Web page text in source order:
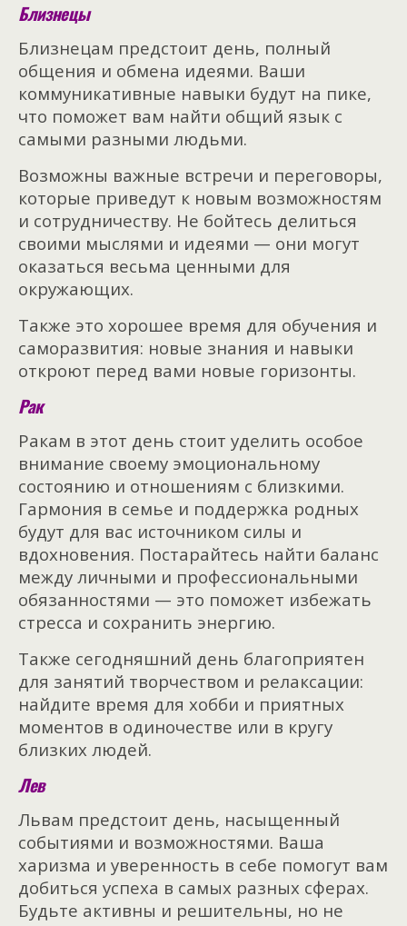
Близнецы
Близнецам предстоит день, полный
общения и обмена идеями. Ваши
коммуникативные навыки будут на пике,
что поможет вам найти общий язык с
самыми разными людьми.
Возможны важные встречи и переговоры,
которые приведут к новым возможностям
и сотрудничеству. Не бойтесь делиться
своими мыслями и идеями — они могут
оказаться весьма ценными для
окружающих.
Также это хорошее время для обучения и
саморазвития: новые знания и навыки
откроют перед вами новые горизонты.
Рак
Ракам в этот день стоит уделить особое
внимание своему эмоциональному
состоянию и отношениям с близкими.
Гармония в семье и поддержка родных
будут для вас источником силы и
вдохновения. Постарайтесь найти баланс
между личными и профессиональными
обязанностями — это поможет избежать
стресса и сохранить энергию.
Также сегодняшний день благоприятен
для занятий творчеством и релаксации:
найдите время для хобби и приятных
моментов в одиночестве или в кругу
близких людей.
Лев
Львам предстоит день, насыщенный
событиями и возможностями. Ваша
харизма и уверенность в себе помогут вам
добиться успеха в самых разных сферах.
Будьте активны и решительны, но не